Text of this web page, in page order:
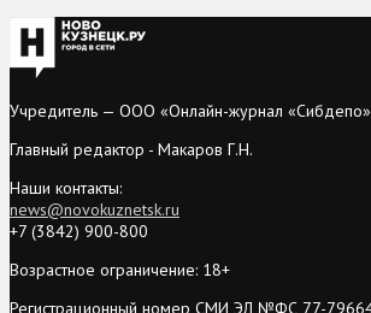
Учредитель — ООО «Онлайн-журнал
Главный редактор - Макаров Г.Н.
Наши контакты:
news@novokuznetsk.ru
+7 (3842) 900-800
Возрастное ограничение: 18+
Регистрационный номер СМИ ЭЛ №ФС 77-